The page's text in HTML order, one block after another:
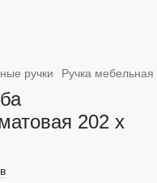
ручки Ручка
202 x